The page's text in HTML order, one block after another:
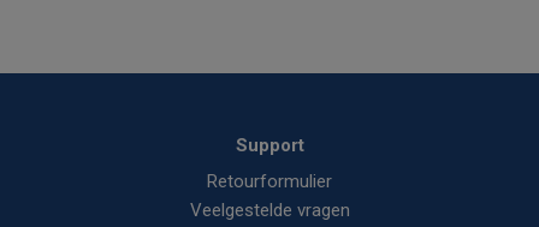
Support
Retourformulier
Veelgestelde vragen